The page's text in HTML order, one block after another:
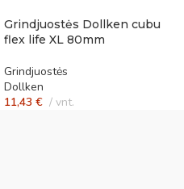
Grindjuostės Dollken cubu
flex life XL 80mm
Grindjuostės
Dollken
11,43 € vnt.